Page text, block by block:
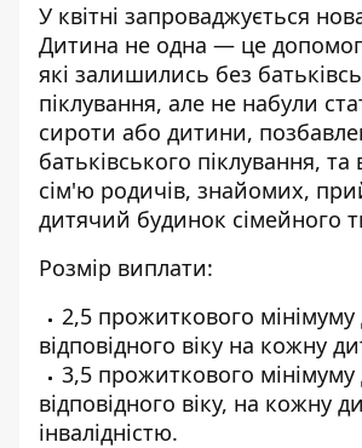
У квітні запроваджується
Дитина не одна — це
які залишились без
піклування, але не набули
сироти або дитини,
батьківського піклування,
сім'ю родичів, знайомих,
дитячий будинок сімейного
Розмір виплати:
2,5 прожиткового мінімуму
відповідного віку на кожну
3,5 прожиткового мінімуму
відповідного віку, на кожну
інвалідністю.